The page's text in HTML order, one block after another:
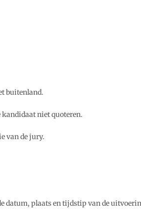
buitenland.
kandidaat niet quoteren.
van de jury.
datum, plaats en tijdstip van de